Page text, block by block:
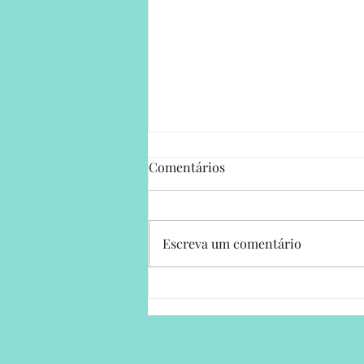
workshop de
Comentários
Escreva um comentário